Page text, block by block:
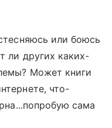
или боюсь
ли других каких-
Может книги
что-
сама